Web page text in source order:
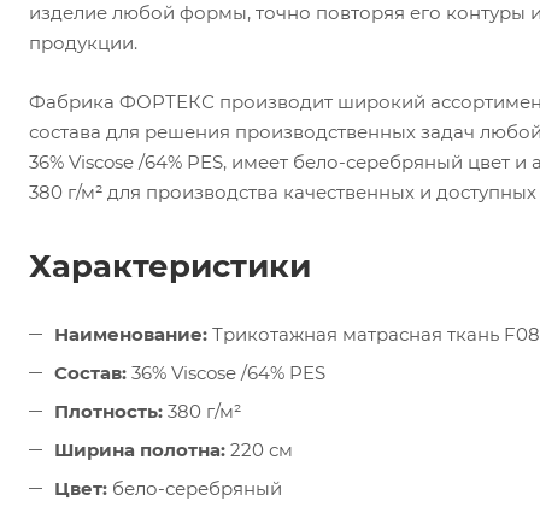
изделие любой формы, точно повторяя его контуры
продукции.
Фабрика ФОРТЕКС производит широкий
состава для решения производственных задач
36% Viscose /64% PES, имеет бело-серебряный цвет
380 г/м² для производства качественных и
Характеристики
Наименование: Трикотажная матрасная ткань
Состав: 36% Viscose /64% PES
Плотность: 380 г/м²
Ширина полотна: 220 см
Цвет: бело-серебряный